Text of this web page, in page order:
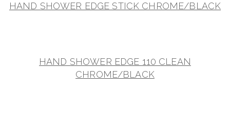
HAND SHOWER EDGE STICK CHROME/BLACK
HAND SHOWER EDGE 110 CLEAN
CHROME/BLACK